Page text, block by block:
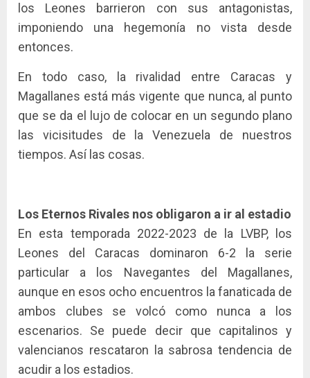
los Leones barrieron con sus antagonistas,
imponiendo una hegemonía no vista desde
entonces.
En todo caso, la rivalidad entre Caracas y
Magallanes está más vigente que nunca, al punto
que se da el lujo de colocar en un segundo plano
las vicisitudes de la Venezuela de nuestros
tiempos. Así las cosas.
Los Eternos Rivales nos obligaron a ir al estadio
En esta temporada 2022-2023 de la LVBP, los
Leones del Caracas dominaron 6-2 la serie
particular a los Navegantes del Magallanes,
aunque en esos ocho encuentros la fanaticada de
ambos clubes se volcó como nunca a los
escenarios. Se puede decir que capitalinos y
valencianos rescataron la sabrosa tendencia de
acudir a los estadios.